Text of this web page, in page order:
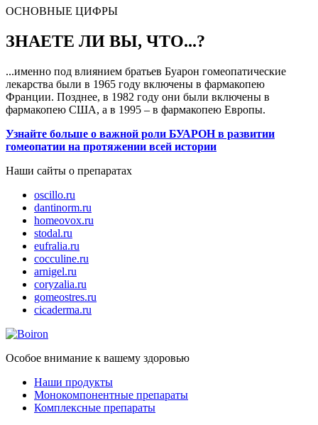
ОСНОВНЫЕ ЦИФРЫ
ЗНАЕТЕ ЛИ ВЫ, ЧТО...?
...именно под влиянием братьев Буарон гомеопатические
лекарства были в 1965 году включены в фармакопею
Франции. Позднее, в 1982 году они были включены в
фармакопею США, а в 1995 – в фармакопею Европы.
Узнайте больше о важной роли БУАРОН в развитии
гомеопатии на протяжении всей истории
Наши сайты о препаратах
oscillo.ru
dantinorm.ru
homeovox.ru
stodal.ru
eufralia.ru
cocculine.ru
arnigel.ru
coryzalia.ru
gomeostres.ru
cicaderma.ru
Особое внимание к вашему здоровью
Наши продукты
Монокомпонентные препараты
Комплексные препараты